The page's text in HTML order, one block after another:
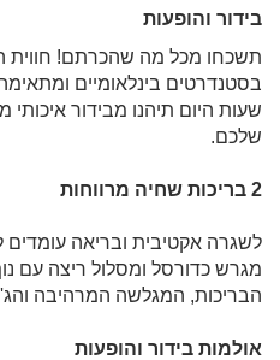
בידור והופעות
תשכחו מכל מה שהכרתם! חווית
בסטנדרטים בינלאומיים
שעות היום תיהנו מבידור איכותי
שלכם.
2 בריכות שחיה מרווחות
לשגרה אקטיבית ובריאה עומדים
מגרש כדורסל ומסלול ריצה עם
הבריכות, המגלשה המרהיבה
אולמות בידור והופעות